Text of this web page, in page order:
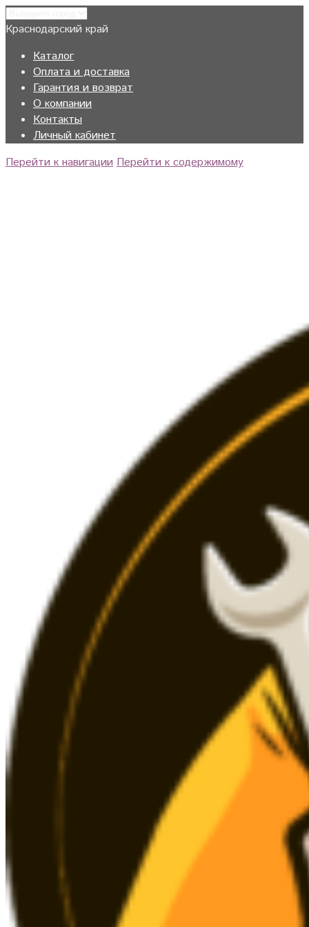
Краснодарский край
Каталог
Оплата и доставка
Гарантия и возврат
О компании
Контакты
Личный кабинет
Перейти к навигации Перейти к содержимому